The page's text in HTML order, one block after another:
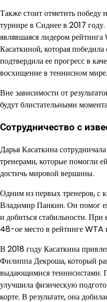
Также стоит отметить
турнире в Сиднее в 2017
являвшаяся лидером рейтинга
Касаткиной, которая
подтвердила ее прогресс в
восхищение в теннисном мире.
Вне зависимости от
будут блистательными
Сотрудничество с
Дарья Касаткина
тренерами, которые помогли
достичь мировой вершины.
Одним из первых тренеров, с
Владимир Панкин. Он помог
и добиться стабильности. При
48-ое место в рейтинге WTA
В 2018 году Касаткина
Филиппа Декроша, который
выдающимися теннисистами.
улучшила физическую
корте. В результате, она